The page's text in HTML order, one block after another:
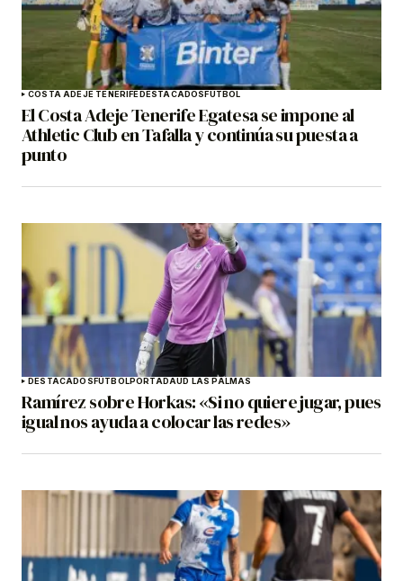
COSTA ADEJE TENERIFEDESTACADOSFÚTBOL
El Costa Adeje Tenerife Egatesa se impone al
Athletic Club en Tafalla y continúa su puesta a
punto
DESTACADOSFÚTBOLPORTADAUD LAS PALMAS
Ramírez sobre Horkas: «Si no quiere jugar, pues
igual nos ayuda a colocar las redes»